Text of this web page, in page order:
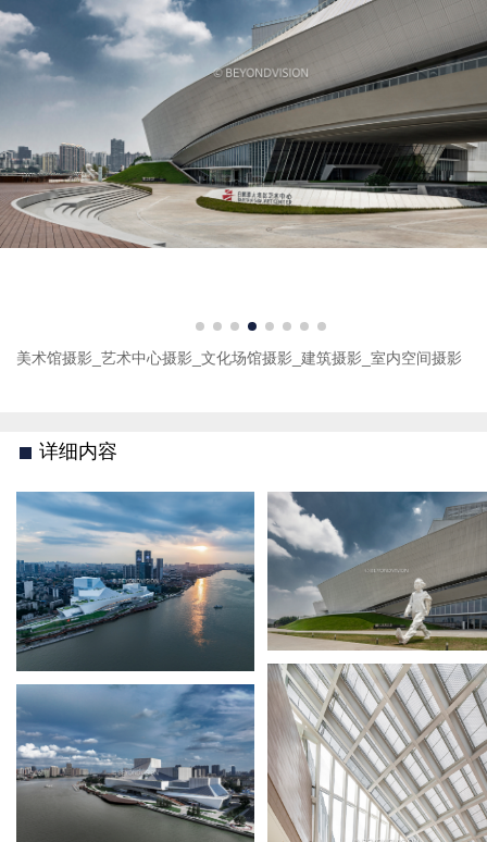
美术馆摄影_艺术中心摄影_文化场馆摄影_建筑摄影_室内空间摄影
详细内容